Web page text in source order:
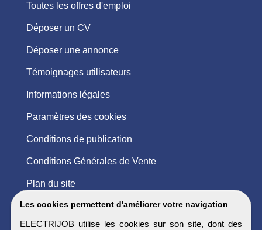
Les cookies permettent d'améliorer votre navigation
ELECTRIJOB utilise les cookies sur son site, dont des
Toutes les offres d'emploi
Déposer un CV
Déposer une annonce
Témoignages utilisateurs
Informations légales
Paramètres des cookies
Conditions de publication
Conditions Générales de Vente
Plan du site